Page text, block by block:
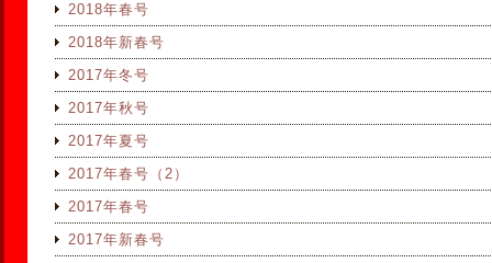
2018年春号
2018年新春号
2017年冬号
2017年秋号
2017年夏号
2017年春号（2）
2017年春号
2017年新春号